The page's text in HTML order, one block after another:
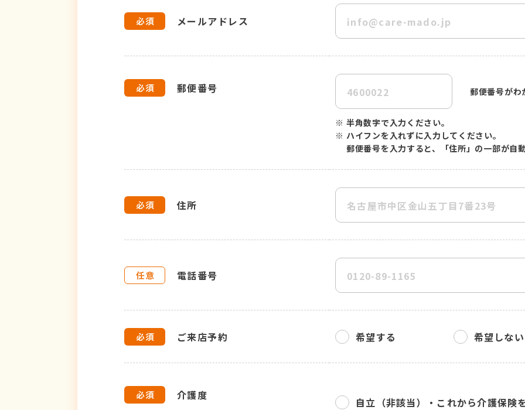
メールアドレス
郵便番号 郵便番号がわ
※ 半角数字で入力ください。
※ ハイフンを入れずに入力してください。
郵便番号を入力すると、「住所」の一部が自
住所
電話番号
ご来店予約 希望する 希望しない
介護度
自立（非該当）・ これから介護保険